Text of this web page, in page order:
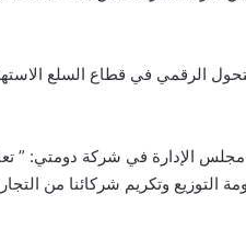
الرقمي في قطاع السلع
الإدارة في شركة دومتي: ”
وتكريم شركائنا من